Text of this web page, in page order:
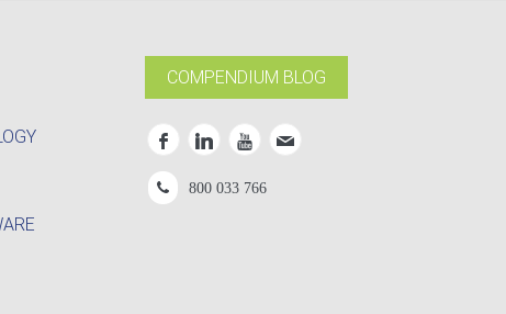
COMPENDIUM BLOG
800 033 766